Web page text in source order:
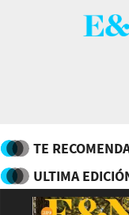
TE
ULTIMA